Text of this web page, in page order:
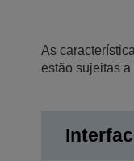
As
estão sujeitas